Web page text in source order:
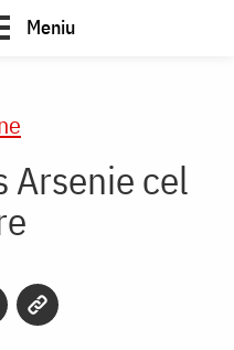
Meniu
Arsenie cel